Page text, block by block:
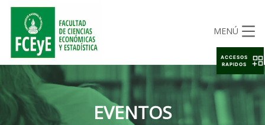
MENÚ
EVENTOS
ACCESOS
RAPIDOS